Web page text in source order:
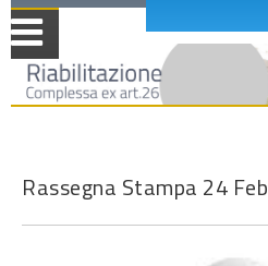
Rassegna Stampa 24